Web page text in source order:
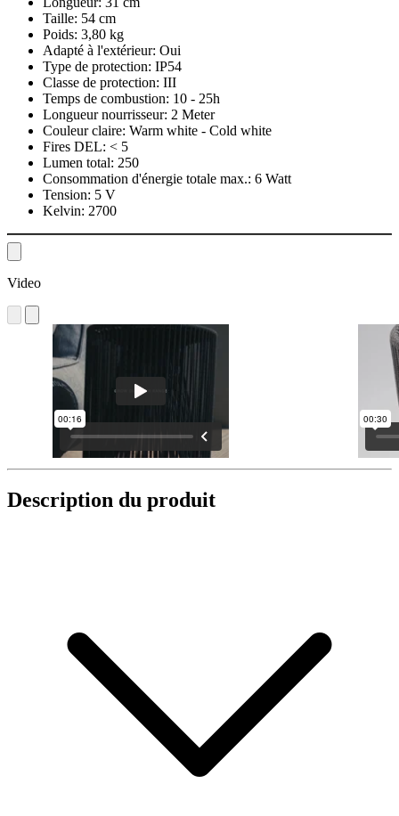
Taille: 54 cm
Poids: 3,80 kg
Adapté à l'extérieur: Oui
Type de protection: IP54
Classe de protection: III
Temps de combustion: 10 - 25h
Longueur nourrisseur: 2 Meter
Couleur claire: Warm white - Cold white
Fires DEL: < 5
Lumen total: 250
Consommation d'énergie totale max.: 6 Watt
Tension: 5 V
Kelvin: 2700
Video
Description du produit